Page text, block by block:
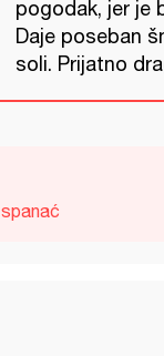
pogodak, jer je
Daje poseban
soli. Prijatno
spanać